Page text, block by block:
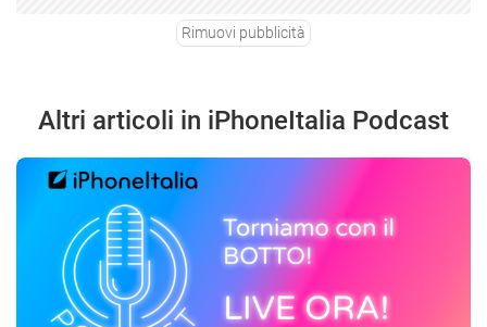
Rimuovi pubblicità
Altri articoli in iPhoneItalia Podcast